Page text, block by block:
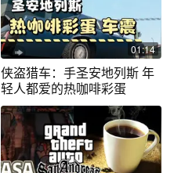
01:14
侠盗猎车：手圣安地列斯 年
轻人都爱的热咖啡彩蛋